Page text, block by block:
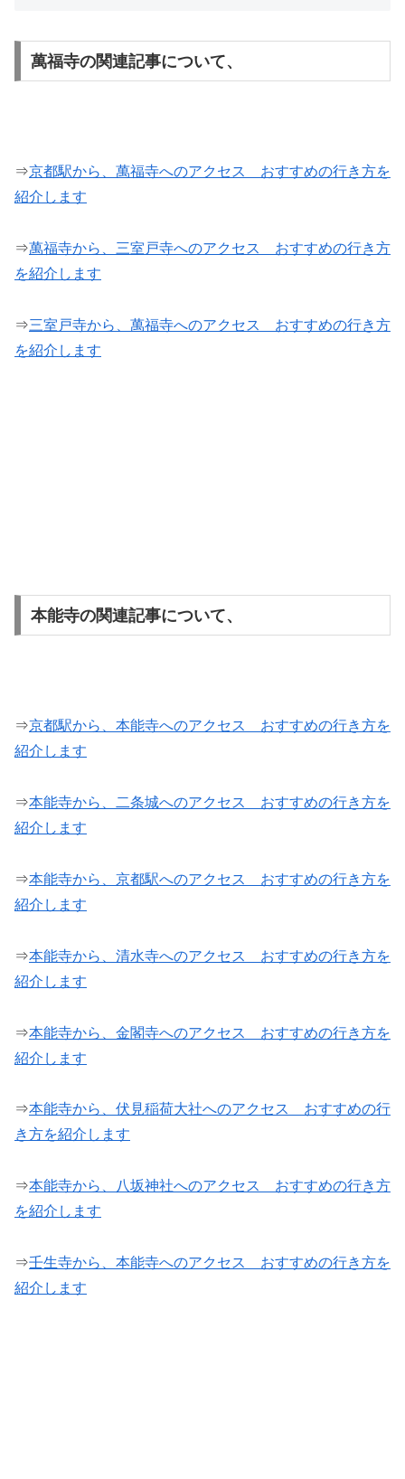
萬福寺の関連記事について、
⇒京都駅から、萬福寺へのアクセス おすすめの行き方を
紹介します
⇒萬福寺から、三室戸寺へのアクセス おすすめの行き方
を紹介します
⇒三室戸寺から、萬福寺へのアクセス おすすめの行き方
を紹介します
本能寺の関連記事について、
⇒京都駅から、本能寺へのアクセス おすすめの行き方を
紹介します
⇒本能寺から、二条城へのアクセス おすすめの行き方を
紹介します
⇒本能寺から、京都駅へのアクセス おすすめの行き方を
紹介します
⇒本能寺から、清水寺へのアクセス おすすめの行き方を
紹介します
⇒本能寺から、金閣寺へのアクセス おすすめの行き方を
紹介します
⇒本能寺から、伏見稲荷大社へのアクセス おすすめの行
き方を紹介します
⇒本能寺から、八坂神社へのアクセス おすすめの行き方
を紹介します
⇒壬生寺から、本能寺へのアクセス おすすめの行き方を
紹介します